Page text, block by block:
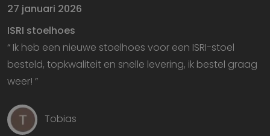
27 januari 2026
ISRI stoelhoes
“ Ik heb een nieuwe stoelhoes voor een ISRI-stoel
besteld, topkwaliteit en snelle levering, ik bestel graag
weer! ”
Tobias